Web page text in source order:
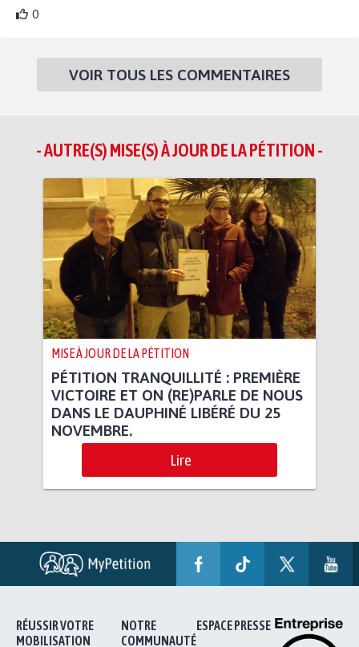
0
VOIR TOUS LES COMMENTAIRES
- AUTRE(S) MISE(S) À JOUR DE LA PÉTITION -
MISE À JOUR DE LA PÉTITION
PÉTITION TRANQUILLITÉ : PREMIÈRE
VICTOIRE ET ON (RE)PARLE DE NOUS
DANS LE DAUPHINÉ LIBÉRÉ DU 25
NOVEMBRE.
Lire
RÉUSSIR VOTRE
MOBILISATION
NOTRE
COMMUNAUTÉ
ESPACE PRESSE